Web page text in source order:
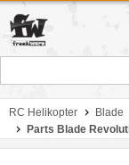
RC Helikopter Blade
Parts Blade